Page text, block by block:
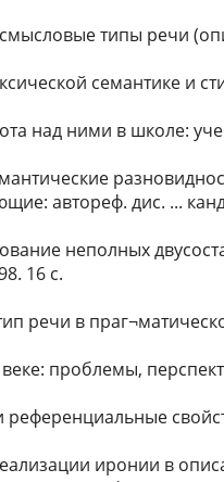
типы речи
семантике и
над ними в школе:
автореф. дис. ...
неполных
16 с.
речи в
проблемы,
иронии в